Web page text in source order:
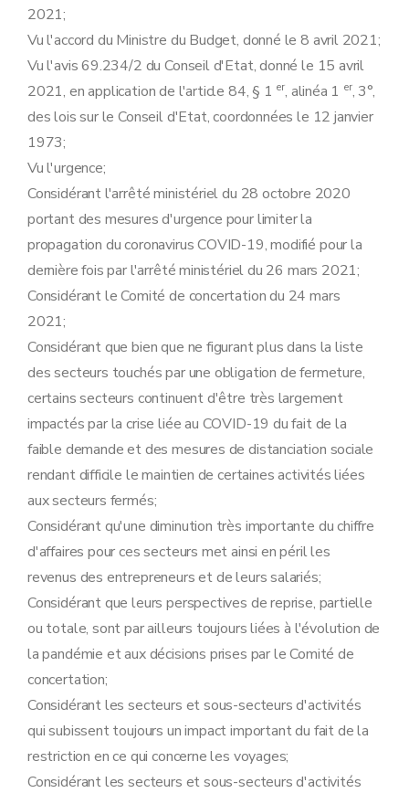
2021;
Vu l'accord du Ministre du Budget, donné le 8 avril 2021;
Vu l'avis 69.234/2 du Conseil d'Etat, donné le 15 avril
2021, en application de l'article 84, § 1 er, alinéa 1 er, 3°,
des lois sur le Conseil d'Etat, coordonnées le 12 janvier
1973;
Vu l'urgence;
Considérant l'arrêté ministériel du 28 octobre 2020
portant des mesures d'urgence pour limiter la
propagation du coronavirus COVID-19, modifié pour la
dernière fois par l'arrêté ministériel du 26 mars 2021;
Considérant le Comité de concertation du 24 mars
2021;
Considérant que bien que ne figurant plus dans la liste
des secteurs touchés par une obligation de fermeture,
certains secteurs continuent d'être très largement
impactés par la crise liée au COVID-19 du fait de la
faible demande et des mesures de distanciation sociale
rendant difficile le maintien de certaines activités liées
aux secteurs fermés;
Considérant qu'une diminution très importante du chiffre
d'affaires pour ces secteurs met ainsi en péril les
revenus des entrepreneurs et de leurs salariés;
Considérant que leurs perspectives de reprise, partielle
ou totale, sont par ailleurs toujours liées à l'évolution de
la pandémie et aux décisions prises par le Comité de
concertation;
Considérant les secteurs et sous-secteurs d'activités
qui subissent toujours un impact important du fait de la
restriction en ce qui concerne les voyages;
Considérant les secteurs et sous-secteurs d'activités